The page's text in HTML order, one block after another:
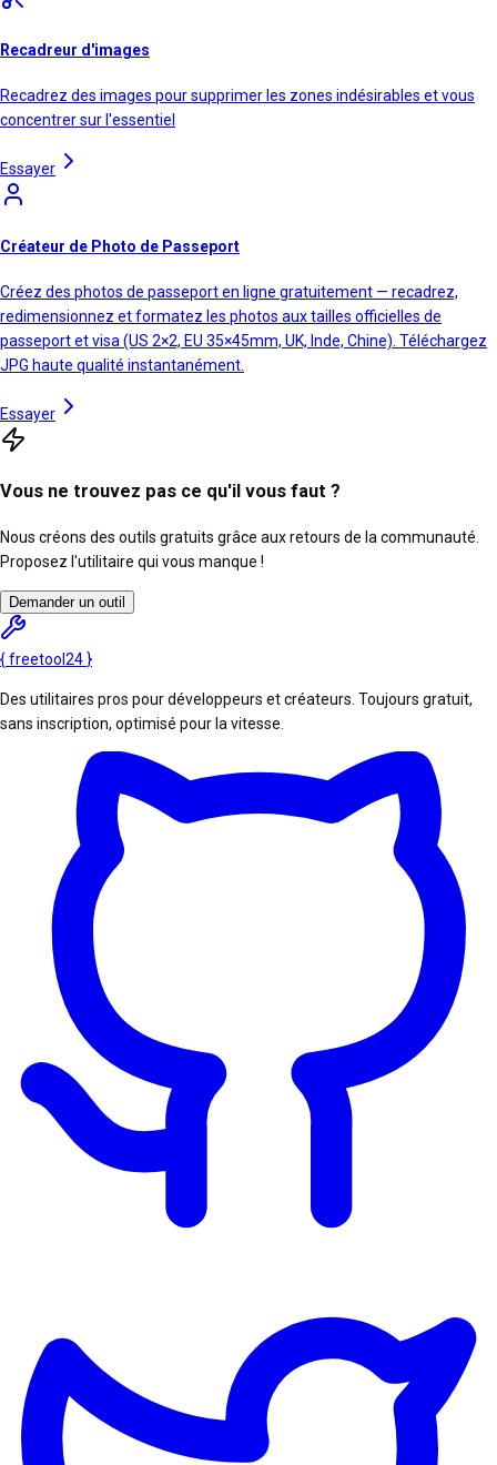
Recadreur d'images
Recadrez des images pour supprimer les zones indésirables et vous
concentrer sur l'essentiel
Essayer
Créateur de Photo de Passeport
Créez des photos de passeport en ligne gratuitement — recadrez,
redimensionnez et formatez les photos aux tailles officielles de
passeport et visa (US 2×2, EU 35×45mm, UK, Inde, Chine). Téléchargez
JPG haute qualité instantanément.
Essayer
Vous ne trouvez pas ce qu'il vous faut ?
Nous créons des outils gratuits grâce aux retours de la communauté.
Proposez l'utilitaire qui vous manque !
Demander un outil
{freetool 24 }
Des utilitaires pros pour développeurs et créateurs. Toujours gratuit,
sans inscription, optimisé pour la vitesse.